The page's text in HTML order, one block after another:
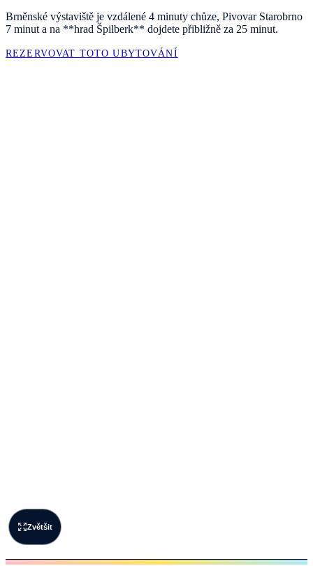
Zvětšit
Brněnské výstaviště je vzdálené 4 minuty chůze, Pivovar Starobrno
7 minut a na **hrad Špilberk** dojdete přibližně za 25 minut.
REZERVOVAT TOTO UBYTOVÁNÍ